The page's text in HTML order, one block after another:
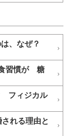
、なぜ？
習慣が 糖
フィジカル
れる理由と